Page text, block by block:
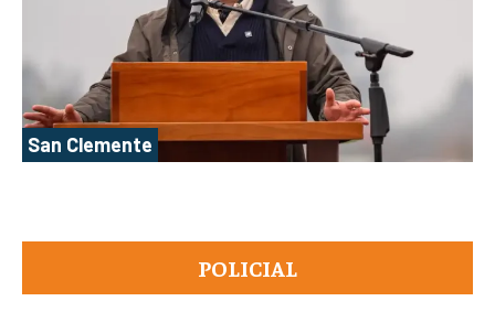
POLICIAL
San Clemente